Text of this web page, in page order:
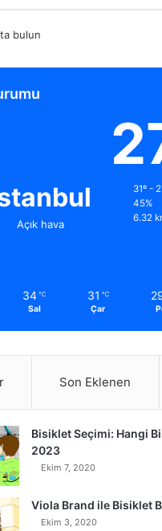
bulun
Açık hava
31º -
45%
6.32
34 ℃
Sal
31 ℃
Çar
Son Eklenen
Bisiklet Seçimi: Hangi
2023
Ekim 7, 2020
Viola Brand ile Bisiklet
Ekim 3, 2020